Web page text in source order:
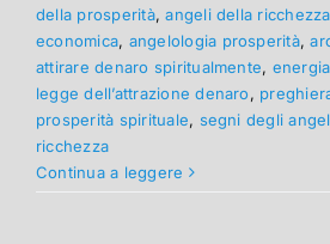
della prosperità,angeli della ricchezza
economica, angelologia prosperità,
attirare denaro spiritualmente,
legge dell’attrazione denaro,
prosperità spirituale, segni degli
ricchezza
Continua a leggere